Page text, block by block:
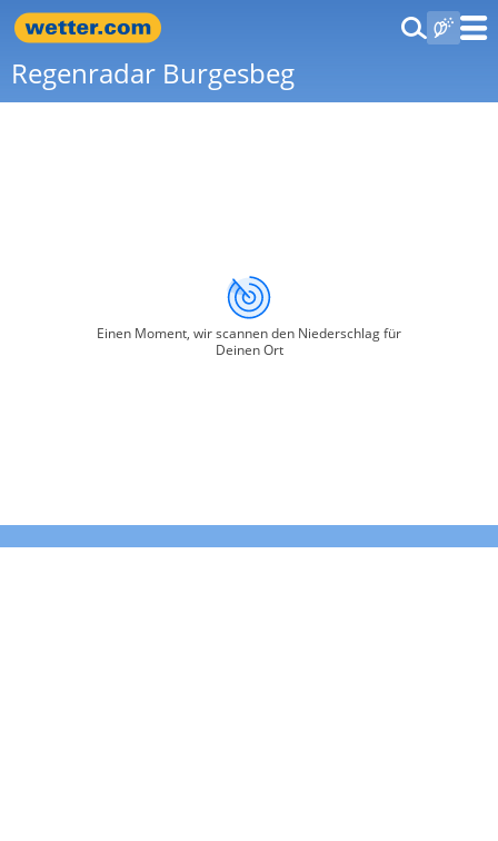
Regenradar Burgesbeg
Einen Moment, wir scannen den Niederschlag für
Deinen Ort